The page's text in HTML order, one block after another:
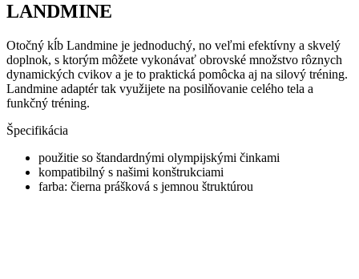
LANDMINE
Otočný kĺb Landmine je jednoduchý, no veľmi efektívny a skvelý
doplnok, s ktorým môžete vykonávať obrovské množstvo rôznych
dynamických cvikov a je to praktická pomôcka aj na silový tréning.
Landmine adaptér tak využijete na posilňovanie celého tela a
funkčný tréning.
Špecifikácia
použitie so štandardnými olympijskými činkami
kompatibilný s našimi konštrukciami
farba: čierna prášková s jemnou štruktúrou